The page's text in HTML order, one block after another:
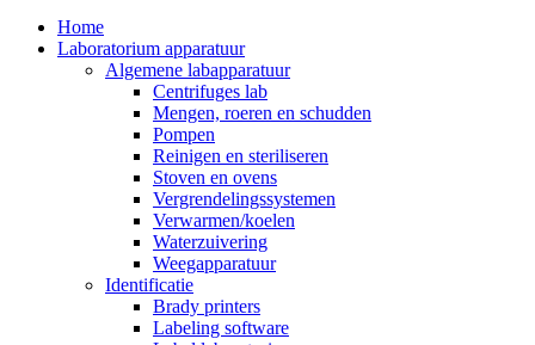
Home
Laboratorium apparatuur
Algemene labapparatuur
Centrifuges lab
Mengen, roeren en schudden
Pompen
Reinigen en steriliseren
Stoven en ovens
Vergrendelingssystemen
Verwarmen/koelen
Waterzuivering
Weegapparatuur
Identificatie
Brady printers
Labeling software